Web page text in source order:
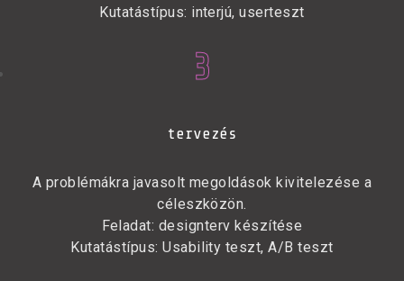
Kutatástípus: interjú, userteszt
3
tervezés
A problémákra javasolt megoldások kivitelezése a
céleszközön.
Feladat: designterv készítése
Kutatástípus: Usability teszt, A/B teszt